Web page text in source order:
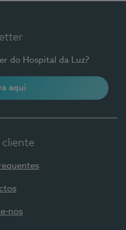
do Hospital da Luz?
aqui
cliente
nos